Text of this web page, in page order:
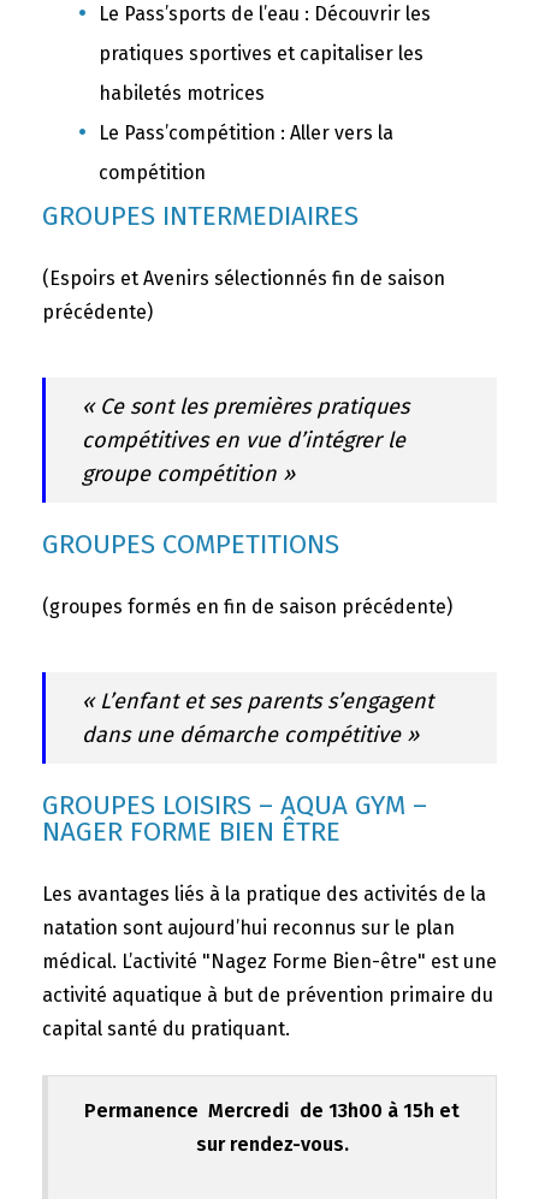
Le Pass’sports de l’eau : Découvrir les
pratiques sportives et capitaliser les
habiletés motrices
Le Pass’compétition : Aller vers la
compétition
GROUPES INTERMEDIAIRES
(Espoirs et Avenirs sélectionnés fin de saison
précédente)
« Ce sont les premières pratiques
compétitives en vue d’intégrer le
groupe compétition »
GROUPES COMPETITIONS
(groupes formés en fin de saison précédente)
« L’enfant et ses parents s’engagent
dans une démarche compétitive »
GROUPES LOISIRS – AQUA GYM –
NAGER FORME BIEN ÊTRE
Les avantages liés à la pratique des activités de la
natation sont aujourd’hui reconnus sur le plan
médical. L’activité "Nagez Forme Bien-être" est une
activité aquatique à but de prévention primaire du
capital santé du pratiquant.
Permanence Mercredi de 13h00 à 15h et
sur rendez-vous.